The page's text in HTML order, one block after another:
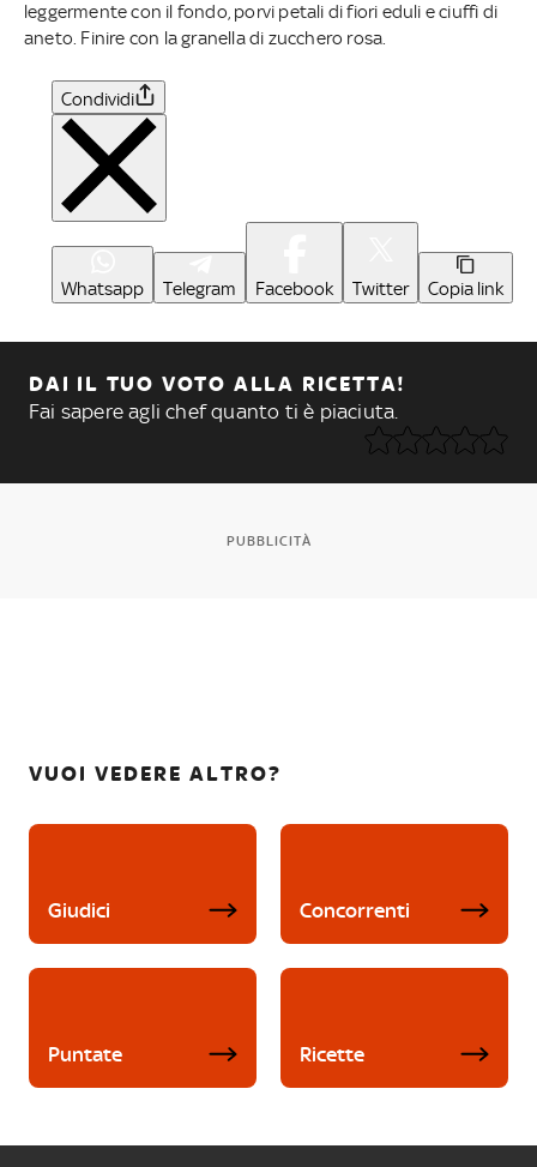
leggermente con il fondo, porvi petali di fiori eduli e ciuffi di
aneto. Finire con la granella di zucchero rosa.
Condividi
Whatsapp Telegram Facebook Twitter Copia link
DAI IL TUO VOTO ALLA RICETTA!
Fai sapere agli chef quanto ti è piaciuta.
PUBBLICITÀ
VUOI VEDERE ALTRO?
Giudici Concorrenti
Puntate Ricette